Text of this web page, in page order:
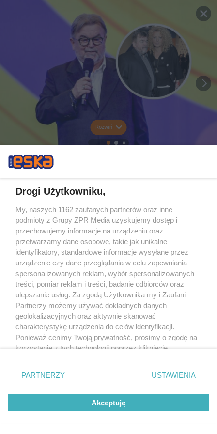
Rozwiń
Drogi Użytkowniku,
My, naszych 1162 zaufanych partnerów oraz inne
podmioty z Grupy ZPR Media uzyskujemy dostęp i
przechowujemy informacje na urządzeniu oraz
przetwarzamy dane osobowe, takie jak unikalne
identyfikatory, standardowe informacje wysyłane przez
urządzenie czy dane przeglądania w celu zapewniania
spersonalizowanych reklam, wybór spersonalizowanych
treści, pomiar reklam i treści, badanie odbiorców oraz
ulepszanie usług. Za zgodą Użytkownika my i Zaufani
Partnerzy możemy używać dokładnych danych
geolokalizacyjnych oraz aktywnie skanować
charakterystykę urządzenia do celów identyfikacji.
Ponieważ cenimy Twoją prywatność, prosimy o zgodę na
korzystanie z tych technologii poprzez kliknięcie
zmienić/wycofać klikając przycisk ustawień prywatności
znajdujący się w lewym dolnym rogu strony
rodzaje przetwarzania danych nie wymagają zgody
użytkownika, ale masz prawo sprzeciwić się takiemu
przetwarzaniu. Preferencje będą miały zastosowanie tylko
PARTNERZY USTAWIENIA
Akceptuję